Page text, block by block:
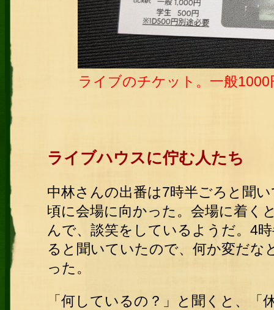
ライブのチケット。一般
ライブハウスに佇む人たち
中林さんの出番は7時半ごろと聞
頃に会場に向かった。会場に着く
んで、談笑をしているようだ。4
ると聞いていたので、何か変だな
った。
「何しているの？」と聞くと、